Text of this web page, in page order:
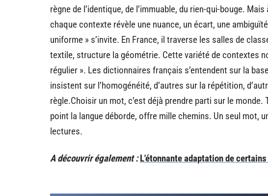
règne de l’identique, de l’immuable, du rien-qui-bouge.
chaque contexte révèle une nuance, un écart, une
uniforme » s’invite. En France, il traverse les salles de
textile, structure la géométrie. Cette variété de contextes
régulier ». Les dictionnaires français s’entendent sur la
insistent sur l’homogénéité, d’autres sur la répétition,
règle.Choisir un mot, c’est déjà prendre parti sur le monde.
point la langue déborde, offre mille chemins. Un seul mot,
lectures.
A découvrir également : L'étonnante adaptation de